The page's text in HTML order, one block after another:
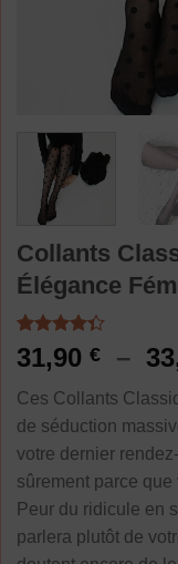
Collants
Élégance
Noté4.33
sur 5
3
notations
client
31,90 € –
Ces Collants
de séduction
votre dernier
sûrement parce
Peur du ridicule en
parlera plutôt de